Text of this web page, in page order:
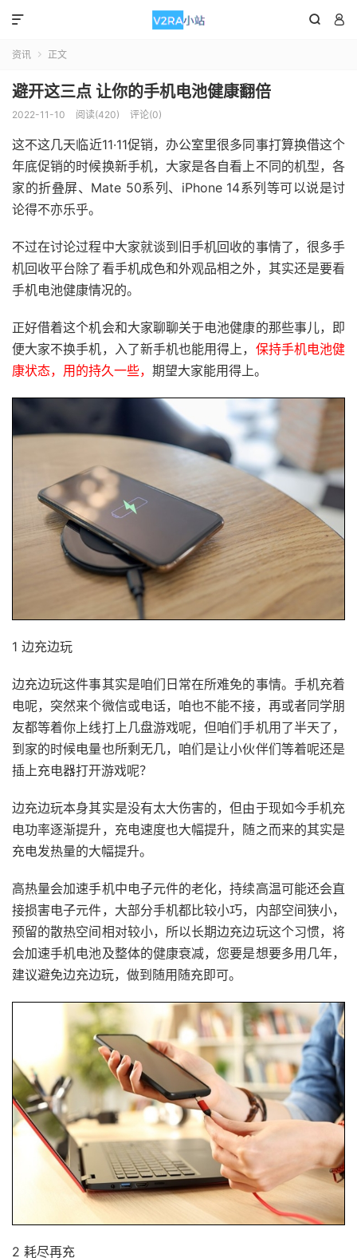
 

资讯  正文
避开这三点 让你的手机电池健康翻倍
2022-11-10 阅读(420) 评论(0)
这不这几天临近11·11促销，办公室里很多同事打算换借这个
年底促销的时候换新手机，大家是各自看上不同的机型，各
家的折叠屏、Mate 50系列、iPhone 14系列等可以说是讨
论得不亦乐乎。
不过在讨论过程中大家就谈到旧手机回收的事情了，很多手
机回收平台除了看手机成色和外观品相之外，其实还是要看
手机电池健康情况的。
正好借着这个机会和大家聊聊关于电池健康的那些事儿，即
便大家不换手机，入了新手机也能用得上， 保持手机电池健
康状态，用的持久一些， 期望大家能用得上。
1 边充边玩
边充边玩这件事其实是咱们日常在所难免的事情。手机充着
电呢，突然来个微信或电话，咱也不能不接，再或者同学朋
友都等着你上线打上几盘游戏呢，但咱们手机用了半天了，
到家的时候电量也所剩无几，咱们是让小伙伴们等着呢还是
插上充电器打开游戏呢？
边充边玩本身其实是没有太大伤害的，但由于现如今手机充
电功率逐渐提升，充电速度也大幅提升，随之而来的其实是
充电发热量的大幅提升。
高热量会加速手机中电子元件的老化，持续高温可能还会直
接损害电子元件，大部分手机都比较小巧，内部空间狭小，
预留的散热空间相对较小，所以长期边充边玩这个习惯，将
会加速手机电池及整体的健康衰减，您要是想要多用几年，
建议避免边充边玩，做到随用随充即可。
2 耗尽再充